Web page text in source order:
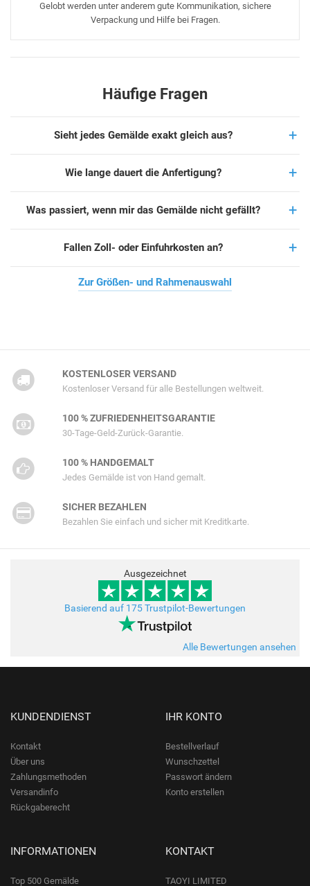
Gelobt werden unter anderem gute Kommunikation, sichere
Verpackung und Hilfe bei Fragen.
Häufige Fragen
Sieht jedes Gemälde exakt gleich aus?
Wie lange dauert die Anfertigung?
Was passiert, wenn mir das Gemälde nicht gefällt?
Fallen Zoll- oder Einfuhrkosten an?
Zur Größen- und Rahmenauswahl
KOSTENLOSER VERSAND
Kostenloser Versand für alle Bestellungen weltweit.
100 % ZUFRIEDENHEITSGARANTIE
30-Tage-Geld-Zurück-Garantie.
100 % HANDGEMALT
Jedes Gemälde ist von Hand gemalt.
SICHER BEZAHLEN
Bezahlen Sie einfach und sicher mit Kreditkarte.
Ausgezeichnet
Basierend auf 175 Trustpilot-Bewertungen
Alle Bewertungen ansehen
KUNDENDIENST
Kontakt
Über uns
Zahlungsmethoden
Versandinfo
Rückgaberecht
IHR KONTO
Bestellverlauf
Wunschzettel
Passwort ändern
Konto erstellen
INFORMATIONEN
Top 500 Gemälde
KONTAKT
TAOYI LIMITED